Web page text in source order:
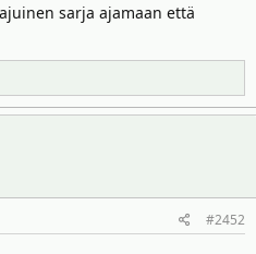
sarja ajamaan että
#2452